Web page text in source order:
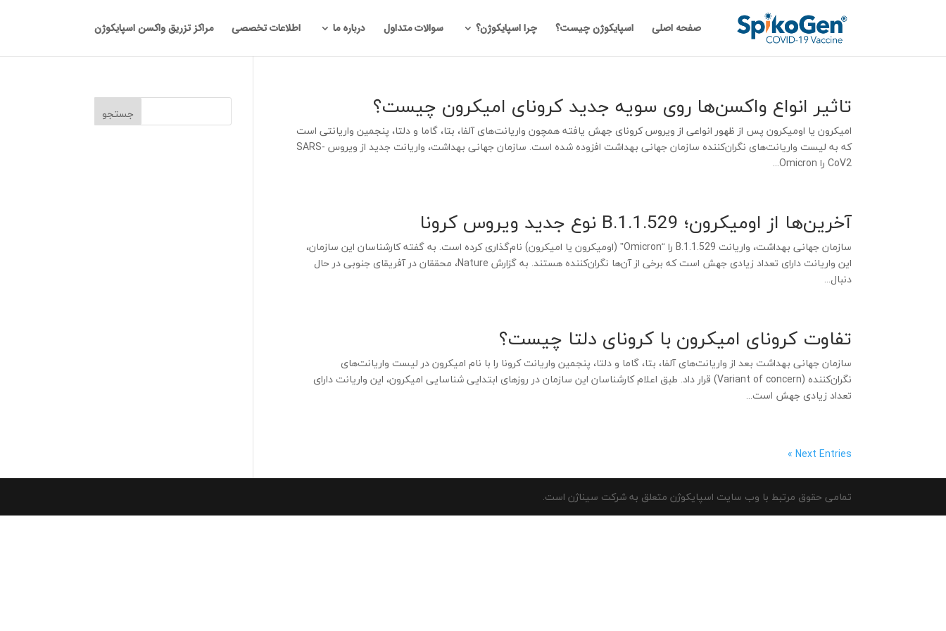
صفحه اصلی اسپایکوژن چیست؟ چرا اسپایکوژن؟ سوالات متداول درباره ما اطلاعات تخصصی مراکز تزریق واکسن اسپایکوژن
تاثیر انواع واکسن‌ها روی سویه جدید کرونای امیکرون چیست؟
امیکرون یا اومیکرون پس از ظهور انواعی از ویروس کرونای جهش یافته همچون واریانت‌های آلفا، بتا، گاما و دلتا، پنجمین واریانتی است
که به لیست واریانت‌های نگران‌کننده سازمان جهانی بهداشت افزوده شده است. سازمان جهانی بهداشت، واریانت جدید از ویروس SARS-
CoV2 را Omicron...
آخرین‌ها از اومیکرون؛ B.1.1.529 نوع جدید ویروس کرونا
سازمان جهانی بهداشت، واریانت B.1.1.529 را “Omicron” (اومیکرون یا امیکرون) نا‌م‌گذاری کرده است. به گفته کارشناسان این سازمان،
این واریانت دارای تعداد زیادی جهش است که برخی از آن‌ها نگران‌کننده هستند. به گزارش Nature، محققان در آفریقای جنوبی در حال
دنبال...
تفاوت کرونای امیکرون با کرونای دلتا چیست؟
سازمان جهانی بهداشت بعد از واریانت‌های آلفا، بتا، گاما و دلتا، پنجمین واریانت کرونا را با نام امیکرون در لیست واریانت‌های
نگران‌کننده (Variant of concern) قرار داد. طبق اعلام کارشناسان این سازمان در روزهای ابتدایی شناسایی امیکرون، این واریانت دارای
تعداد زیادی جهش است...
Next Entries »
تمامی حقوق مرتبط با وب سایت اسپایکوژن متعلق به شرکت سیناژن است.